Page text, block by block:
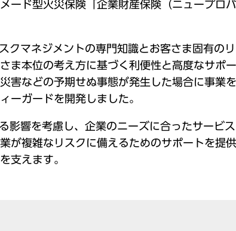
ード型火災保険「企業財産保険（ニュープロ
マネジメントの専門知識とお客さま固有の
ま本位の考え方に基づく利便性と高度なサポ
害などの予期せぬ事態が発生した場合に事業
ーガードを開発しました。
影響を考慮し、企業のニーズに合ったサービ
が複雑なリスクに備えるためのサポートを提
支えます。